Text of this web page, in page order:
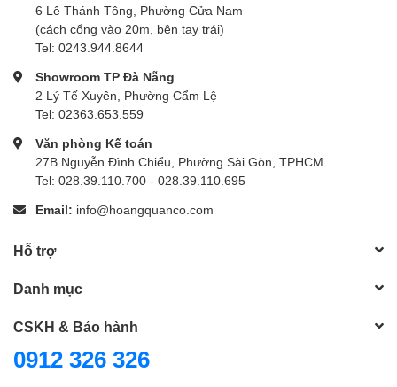
6 Lê Thánh Tông, Phường Cửa Nam
(cách cổng vào 20m, bên tay trái)
Tel: 0243.944.8644
Showroom TP Đà Nẵng
2 Lý Tế Xuyên, Phường Cẩm Lệ
Tel: 02363.653.559
Văn phòng Kế toán
27B Nguyễn Đình Chiểu, Phường Sài Gòn, TPHCM
Tel: 028.39.110.700 - 028.39.110.695
Email: info@hoangquanco.com
Hỗ trợ
Danh mục
CSKH & Bảo hành
0912 326 326